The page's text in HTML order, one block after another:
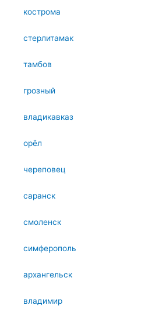
кострома
стерлитамак
тамбов
грозный
владикавказ
орёл
череповец
саранск
смоленск
симферополь
архангельск
владимир